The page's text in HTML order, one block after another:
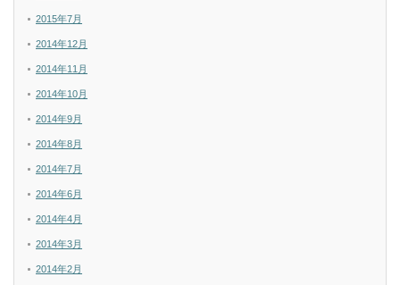
2015年7月
2014年12月
2014年11月
2014年10月
2014年9月
2014年8月
2014年7月
2014年6月
2014年4月
2014年3月
2014年2月